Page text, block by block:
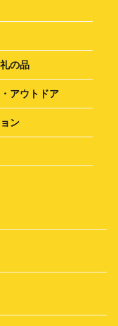
の品
アウトドア
ン